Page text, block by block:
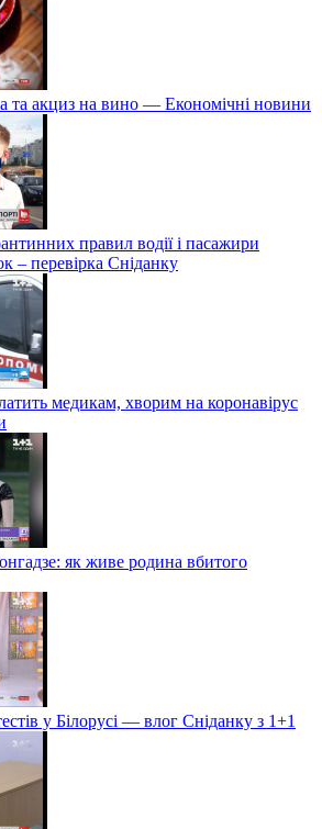
та акциз на вино — Економічні новини
правил водії і пасажири
– перевірка Сніданку
медикам, хворим на коронавірус
як живе родина вбитого
у Білорусі — влог Сніданку з 1+1